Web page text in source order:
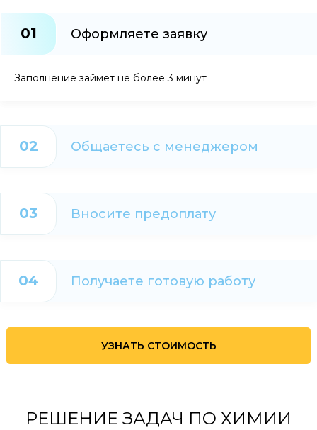
01 Оформляете заявку
Заполнение займет не более 3 минут
02 Общаетесь с менеджером
03 Вносите предоплату
04 Получаете готовую работу
УЗНАТЬ СТОИМОСТЬ
РЕШЕНИЕ ЗАДАЧ ПО ХИМИИ